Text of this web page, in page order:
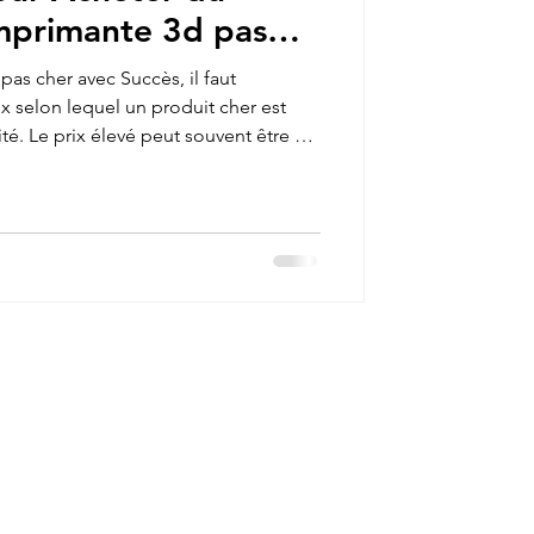
3d pas
pour votre
cher avec Succès, il faut
selon lequel un produit cher est
Le prix élevé peut souvent être dû